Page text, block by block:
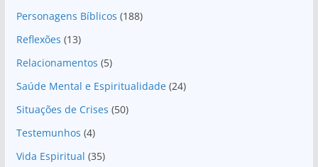
Personagens Bíblicos (188)
Reflexões (13)
Relacionamentos (5)
Saúde Mental e Espiritualidade(24)
Situações de Crises (50)
Testemunhos (4)
Vida Espiritual (35)